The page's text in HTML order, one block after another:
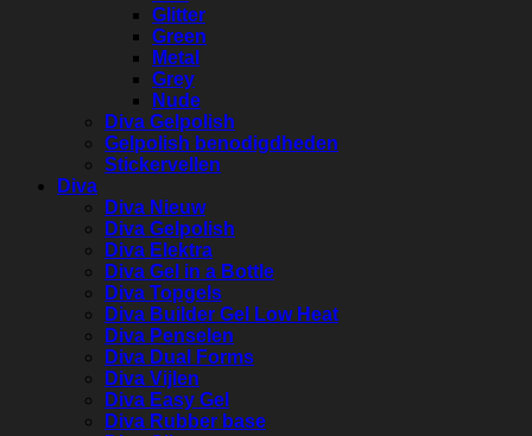
Glitter
Green
Metal
Grey
Nude
Diva Gelpolish
Gelpolish benodigdheden
Stickervellen
Diva
Diva Nieuw
Diva Gelpolish
Diva Elektra
Diva Gel in a Bottle
Diva Topgels
Diva Builder Gel Low Heat
Diva Penselen
Diva Dual Forms
Diva Vijlen
Diva Easy Gel
Diva Rubber base